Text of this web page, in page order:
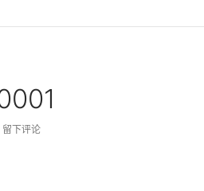
留下评论